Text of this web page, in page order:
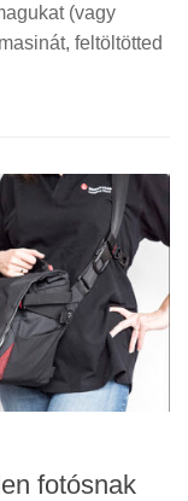
(vagy
feltöltötted
fotósnak